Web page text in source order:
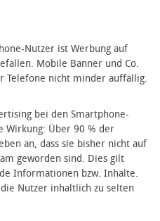
Nutzer ist Werbung auf
Mobile Banner und Co.
Telefone nicht minder auffällig.
bei den Smartphone-
Wirkung: Über 90 % der
an, dass sie bisher nicht auf
geworden sind. Dies gilt
Informationen bzw. Inhalte.
Nutzer inhaltlich zu selten